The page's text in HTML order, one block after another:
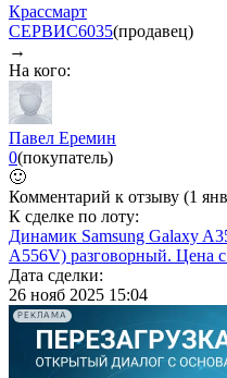
Крассмарт
СЕРВИС6035(продавец)
→
На кого:
Павел Еремин
0(покупатель)
🙂
Комментарий к отзыву (1
К сделке по лоту:
Динамик Samsung Galaxy
A556V) разговорный. Цена
Дата сделки:
26 нояб 2025 15:04
РЕКЛАМА